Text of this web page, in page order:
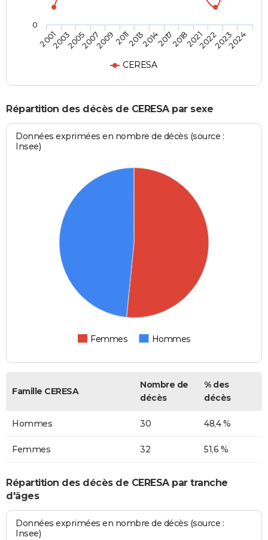
CERESA
20012003200520072009201120132014201720182021202220232024
0
Répartition des décès de CERESA par sexe
Données exprimées en nombre de décès (source :
Insee)
Femmes Hommes
Famille CERESA
Nombre de
décès
% des
décès
Hommes 30 48,4 %
Femmes 32 51,6 %
Répartition des décès de CERESA par tranche
d'âges
Données exprimées en nombre de décès (source :
Insee)